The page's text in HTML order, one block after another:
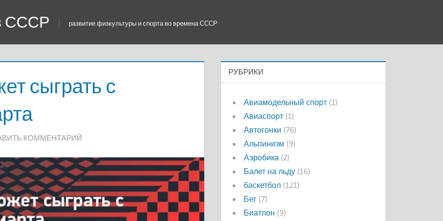
СССР развитие физкультуры и спорта во времена СССР
сыграть с
КОММЕНТАРИЙ
РУБРИКИ
Авиамодельный спорт (1)
Авиаспорт (1)
Автогонки (76)
Альпинизм (9)
Аэробика (2)
Балет на льду (16)
баскетбол (121)
Бег (7)
Биатлон (9)